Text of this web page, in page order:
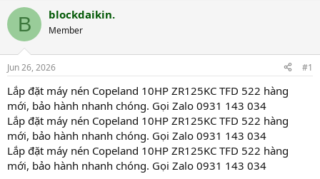
r
e
d
t
a
r
t
e
r
a
t
e
B blockdaikin.
Member
Jun 26, 2026 #1
Lắp đặt máy nén Copeland 10HP ZR125KC TFD 522 hàng
mới, bảo hành nhanh chóng. Gọi Zalo 0931 143 034
Lắp đặt máy nén Copeland 10HP ZR125KC TFD 522 hàng
mới, bảo hành nhanh chóng. Gọi Zalo 0931 143 034
Lắp đặt máy nén Copeland 10HP ZR125KC TFD 522 hàng
mới, bảo hành nhanh chóng. Gọi Zalo 0931 143 034